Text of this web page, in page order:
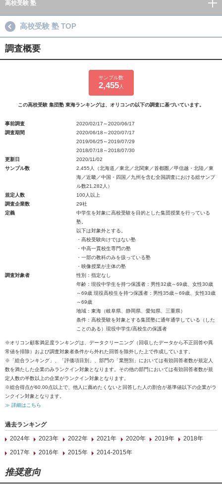
高校受験 塾
高校受験 塾 TOP
調査概要
サンプル数
2,455人
この高校受験 集団塾 東海ランキングは、オリコンの以下の調査に基づいています。
事前調査
2020/02/17～2020/06/17
調査期間
2020/06/18～2020/07/17
2019/06/25～2019/07/29
2018/07/18～2018/07/30
更新日
2020/11/02
サンプル数
2,455人（北海道／東北／北関東／首都圏／甲信越・北陸／東
海／近畿／中国・四国／九州を含む全国調査における総サンプ
ル数21,282人）
規定人数
100人以上
調査企業数
29社
定義
中学生を対象に高校受験を目的とした集団授業を行っている
塾。
以下は対象外とする。
・高校受験向けではない塾
・中高一貫校生専門の塾
・一部の教科のみを扱っている塾
・映像授業が主体の塾
調査対象者
性別：指定なし
年齢：現役中学生を持つ保護者：男性32歳～69歳、女性30歳
～69歳 現役高校生を持つ保護者：男性35歳～69歳、女性33歳
～69歳
地域：東海（岐阜県、静岡県、愛知県、三重県）
条件：高校受験を対象とする集団塾に通年通学している（した
ことのある）現役中学生/高校生の保護者
※オリコン顧客満足度ランキングは、データクリーニング（回収したデータから不正回答や異
常値を排除）および調査対象者条件から外れた回答を除外した上で作成しています。
※「総合ランキング」、「評価項目別」、部門の「業態別」においては有効回答者数が規定人
数を満たした企業のみランクイン対象となります。その他の部門においては有効回答者数が規
定人数の半数以上の企業がランクイン対象となります。
※総合得点が60.00点以上で、他人に薦めたくないと回答した人の割合が基準値以下の企業がラ
ンクイン対象となります。
≫ 詳細はこちら
過去ランキング
2024年
2023年 2022年 2021年 2020年 2019年
2018年
2017年
2016年 2015年 2014-2015年
推奨意向